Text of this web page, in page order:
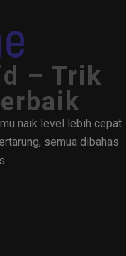
– Trik
naik level lebih cepat.
semua dibahas